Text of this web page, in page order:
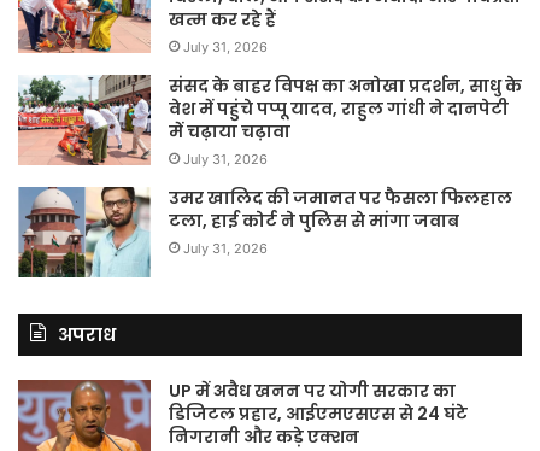
खत्म कर रहे हैं
July 31, 2026
संसद के बाहर विपक्ष का अनोखा प्रदर्शन, साधु के
वेश में पहुंचे पप्पू यादव, राहुल गांधी ने दानपेटी
में चढ़ाया चढ़ावा
July 31, 2026
उमर खालिद की जमानत पर फैसला फिलहाल
टला, हाई कोर्ट ने पुलिस से मांगा जवाब
July 31, 2026
अपराध
UP में अवैध खनन पर योगी सरकार का
डिजिटल प्रहार, आईएमएसएस से 24 घंटे
निगरानी और कड़े एक्शन